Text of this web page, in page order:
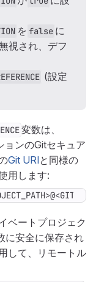
を false に
視され、デフ
(設定
変数は、
ョンのGitセキュア
Git URIと同様の
用します:
ベートプロジェク
に安全に保存され
して、リモートル